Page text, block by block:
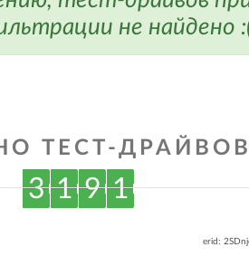
не найдено
ТЕСТ-
3 1 9 1
erid: